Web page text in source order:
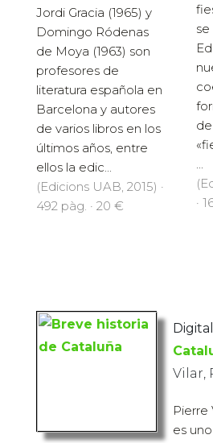
Jordi Gracia (1965) y
Domingo Ródenas
de Moya (1963) son
profesores de
literatura española en
Barcelona y autores
de varios libros en los
últimos años, entre
ellos la edic...
(Edicions UAB, 2015) ·
492 pàg. · 20 €
...
·
Vilar,
Pierre
es